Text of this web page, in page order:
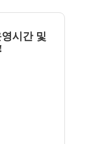
시간 및